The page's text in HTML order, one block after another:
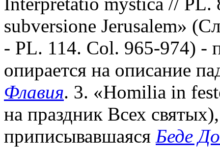
subversione Jerusalem»
- PL. 114. Col. 965-974) -
опирается на описание
Флавия. 3. «Homilia in
на праздник Всех
приписывавшаяся Беде